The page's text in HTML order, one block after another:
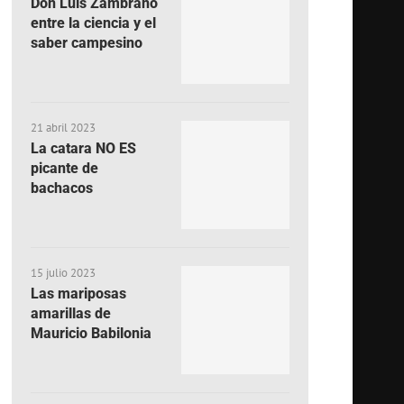
entre la ciencia y el
saber campesino
21 abril 2023
La catara NO ES
picante de
bachacos
15 julio 2023
Las mariposas
amarillas de
Mauricio Babilonia